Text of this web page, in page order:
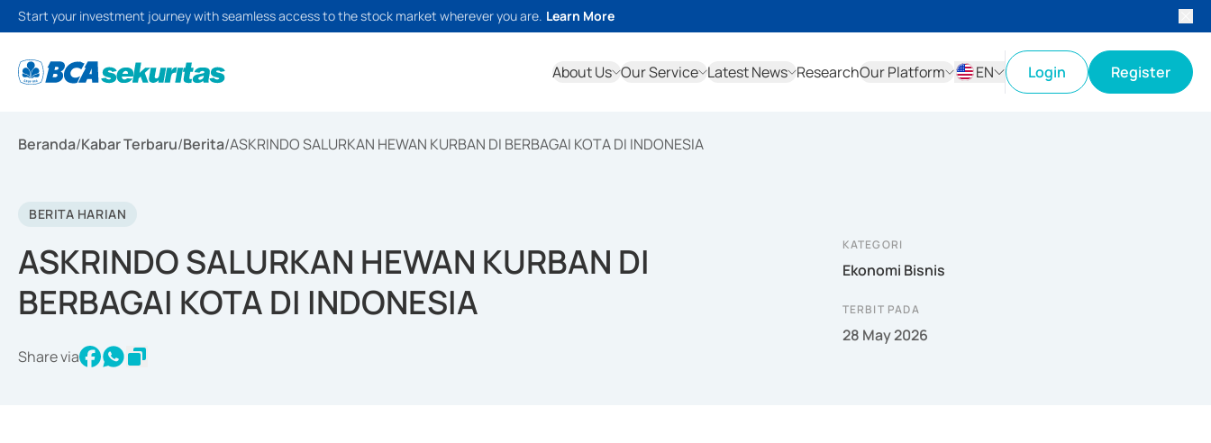
Start your investment journey with seamless access to the stock market wherever you are. Learn More
About Us Our Service Latest News ResearchOur Platform
EN
Login Register
Beranda/Kabar Terbaru/Berita/ASKRINDO SALURKAN HEWAN KURBAN DI BERBAGAI KOTA DI INDONESIA
BERITA HARIAN
ASKRINDO SALURKAN HEWAN KURBAN DI
BERBAGAI KOTA DI INDONESIA
Share via
KATEGORI
Ekonomi Bisnis
TERBIT PADA
28 May 2026